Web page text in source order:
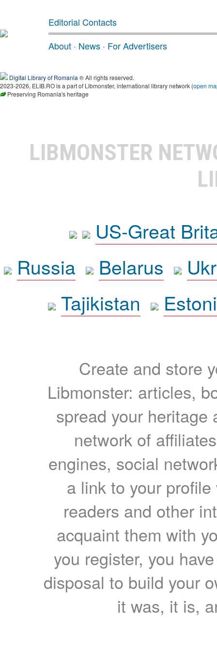
Editorial Contacts
About · News · For Advertisers
Digital Library of Romania ® All rights reserved.
2023-2026, ELIB.RO is a part of Libmonster, international library network (open
Preserving Romania's heritage
LIBMONSTER
US-Great
Russia
Belarus
Tajikistan
Create and store
Libmonster: articles,
spread your heritage
network of
engines, social
a link to your
readers and other
acquaint them with
you register, you
disposal to build your
it was, it is,